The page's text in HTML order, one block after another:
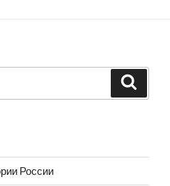
России